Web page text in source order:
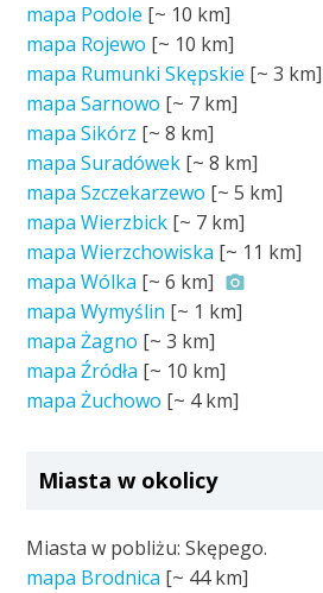
mapa Podole [~ 10 km]
mapa Rojewo [~ 10 km]
mapa Rumunki Skępskie [~3 km]
mapa Sarnowo [~ 7 km]
mapa Sikórz [~8 km]
mapa Suradówek [~8 km]
mapa Szczekarzewo [~5 km]
mapa Wierzbick [~ 7 km]
mapa Wierzchowiska [~ 11 km]
mapa Wólka [~6 km]
mapa Wymyślin [~ 1 km]
mapa Żagno [~3 km]
mapa Źródła [~ 10 km]
mapa Żuchowo [~ 4 km]
Miasta w okolicy
Miasta w pobliżu: Skępego.
mapa Brodnica [~ 44 km]